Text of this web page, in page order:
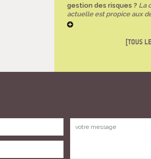
gestion des risques ? La
actuelle est propice aux
TOUS